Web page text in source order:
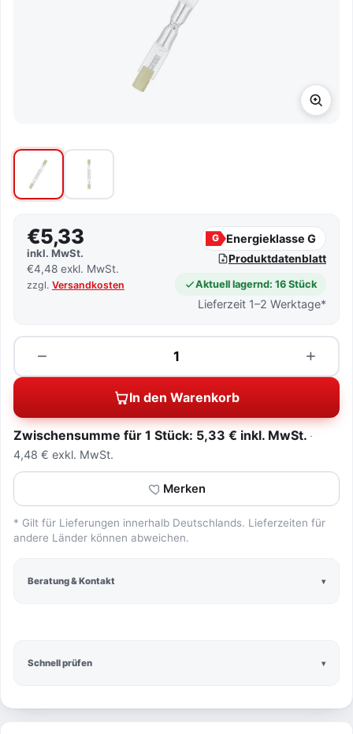
Schnell prüfen
€5,33
inkl. MwSt.
€4,48 exkl. MwSt.
zzgl. Versandkosten
G Energieklasse G
Produktdatenblatt
Aktuell lagernd: 16 Stück
Lieferzeit 1–2 Werktage*
−
Menge +
In den Warenkorb
Zwischensumme für 1 Stück: 5,33 € inkl. MwSt.
4,48 € exkl. MwSt.
Merken
* Gilt für Lieferungen innerhalb Deutschlands. Lieferzeiten für
andere Länder können abweichen.
Beratung & Kontakt